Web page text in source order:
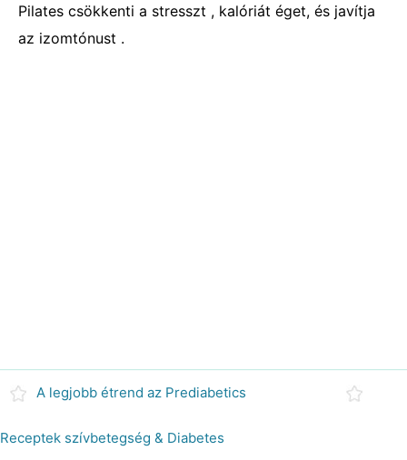
Pilates csökkenti a stresszt , kalóriát éget, és javítja
az izomtónust .
A legjobb étrend az Prediabetics
Receptek szívbetegség & Diabetes